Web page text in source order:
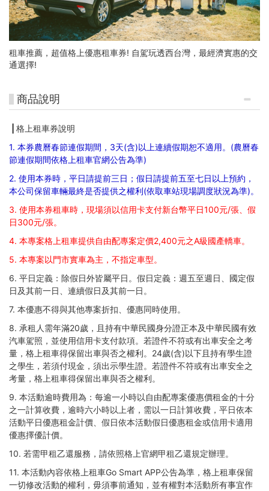
租車推薦，超值格上優惠租車券! 自駕玩透西台灣，最經濟實惠的交
通選擇!
商品說明
| 格上租車券說明
1. 本券農曆春節連假期間，3天(含)以上連續假期恕不適用。(農曆春
節連假期間依格上租車官網公告為準)
2. 使用本券時，平日請提前三日；假日請提前五至七日以上預約，
本公司保留車輛最終是否提供之權利(依取車站現場調度狀況為準)。
3. 使用本券租車時，現場須以信用卡支付新台幣平日100元/張、假
日300元/張。
4. 本專案格上租車提供自由配專案定價2,400元之A級國產轎車。
5. 本專案以門市實車為主，不指定車型。
6. 平日定義：除假日外皆屬平日。假日定義：週五至週日、國定假
日及其前一日、連續假日及其前一日。
7. 本優惠不得與其他專案折扣、優惠同時使用。
8. 承租人需年滿20歲，且持有中華民國身分證正本及中華民國有效
汽車駕照，並使用信用卡支付款項。若證件不符或有出車安全之考
量，格上租車得保留出車與否之權利。24歲(含)以下且持有學生證
之學生，若須付現金，須出示學生證。若證件不符或有出車安全之
考量，格上租車得保留出車與否之權利。
9. 本活動逾時費用為：每逾一小時以自由配專案優惠價租金的十分
之一計算收費，逾時六小時以上者，需以一日計算收費，平日依本
活動平日優惠租金計價、假日依本活動假日優惠租金或信用卡適用
優惠擇優計價。
10. 若需甲租乙還服務，請依照格上官網甲租乙還規定辦理。
11. 本活動內容依格上租車Go Smart APP公告為準，格上租車保留
一切修改活動的權利，毋須事前通知，並有權對本活動所有事宜作